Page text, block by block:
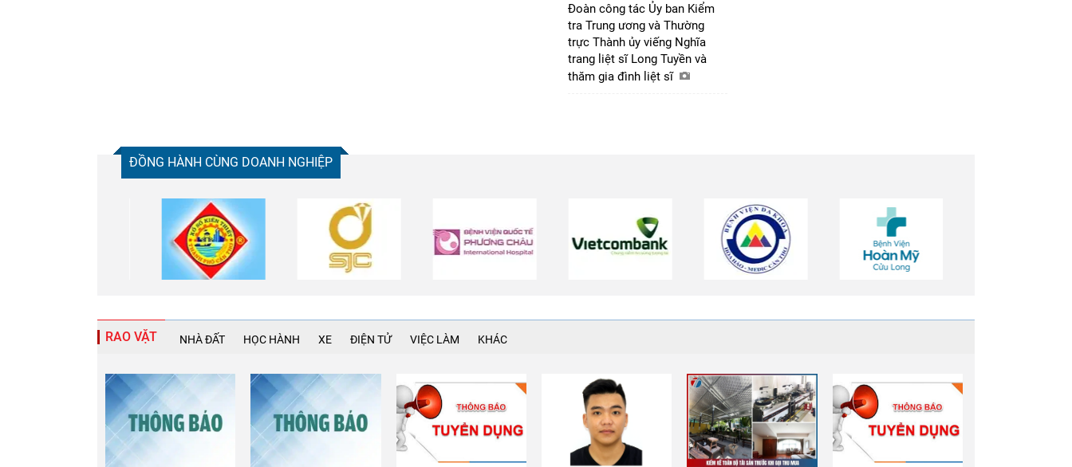
Đoàn công tác Ủy ban Kiểm
tra Trung ương và Thường
trực Thành ủy viếng Nghĩa
trang liệt sĩ Long Tuyền và
thăm gia đình liệt sĩ
ĐỒNG HÀNH CÙNG DOANH NGHIỆP
RAO VẶT NHÀ ĐẤT HỌC HÀNH XE ĐIỆN TỬ VIỆC LÀM KHÁC